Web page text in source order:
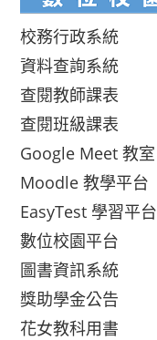
校務行政系統
資料查詢系統
查閱教師課表
查閱班級課表
Google Meet 教室
Moodle 教學平台
EasyTest 學習平台
數位校園平台
圖書資訊系統
獎助學金公告
花女教科用書